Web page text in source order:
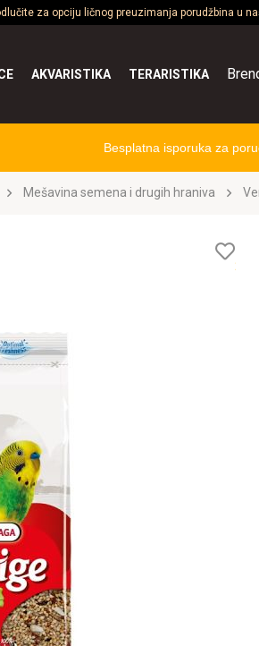
za opciju ličnog preuzimanja porudžbina u
AKVARISTIKA TERARISTIKA
Besplatna isporuka za
Mešavina semena i drugih hraniva
želja